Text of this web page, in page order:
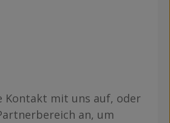
Kontakt mit uns auf, oder
an, um